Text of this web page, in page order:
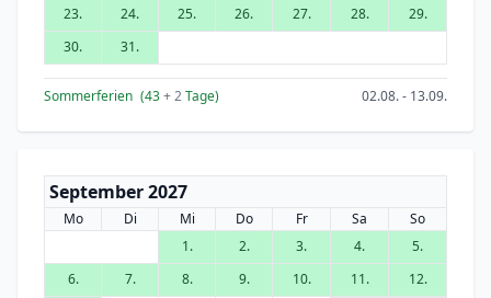
23.
24. 25. 26. 27. 28.
29.
30.
31.
Sommerferien (43+ 2Tage) 02.08. - 13.09.
September 2027
Mo Di Mi Do Fr Sa
So
1.
2. 3. 4.
5.
6.
7. 8. 9. 10. 11.
12.